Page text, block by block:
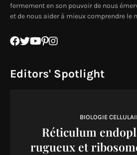
fermement en son pouvoir de nous
et de nous aider à mieux comprendre le
Editors' Spotlight
BIOLOGIE
Réticulum
rugueux et